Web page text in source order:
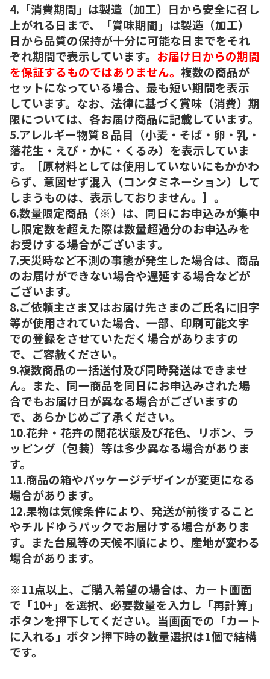
4.「消費期間」は製造（加工）日から安全に召し
上がれる日まで、「賞味期間」は製造（加工）
日から品質の保持が十分に可能な日までをそれ
ぞれ期間で表示しています。 お届け日からの期間
を保証するものではありません。 複数の商品が
セットになっている場合、最も短い期間を表示
しています。なお、法律に基づく賞味（消費）期
限については、各お届け商品に記載しています。
5.アレルギー物質８品目（小麦・そば・卵・乳・
落花生・えび・かに・くるみ）を表示していま
す。［原材料としては使用していないにもかかわ
らず、意図せず混入（コンタミネーション）して
しまうものは、表示しておりません。］。
6.数量限定商品（※）は、同日にお申込みが集中
し限定数を超えた際は数量超過分のお申込みを
お受けする場合がございます。
7.天災時など不測の事態が発生した場合は、商品
のお届けができない場合や遅延する場合などが
ございます。
8.ご依頼主さま又はお届け先さまのご氏名に旧字
等が使用されていた場合、一部、印刷可能文字
での登録をさせていただく場合がありますの
で、ご容赦ください。
9.複数商品の一括送付及び同時発送はできませ
ん。また、同一商品を同日にお申込みされた場
合でもお届け日が異なる場合がございますの
で、あらかじめご了承ください。
10.花弁・花卉の開花状態及び花色、リボン、ラ
ッピング（包装）等は多少異なる場合がありま
す。
11.商品の箱やパッケージデザインが変更になる
場合があります。
12.果物は気候条件により、発送が前後すること
やチルドゆうパックでお届けする場合がありま
す。また台風等の天候不順により、産地が変わる
場合があります。
※11点以上、ご購入希望の場合は、カート画面
で「10+」を選択、必要数量を入力し「再計算」
ボタンを押下してください。当画面での「カート
に入れる」ボタン押下時の数量選択は1個で結構
です。